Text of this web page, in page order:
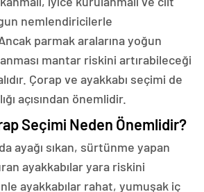
nemlendiricilerle
parmak aralarına yoğun
mantar riskini artırabileceği
Çorap ve ayakkabı seçimi de
açısından önemlidir.
Seçimi Neden Önemlidir?
ayağı sıkan, sürtünme yapan
ayakkabılar yara riskini
ayakkabılar rahat, yumuşak iç